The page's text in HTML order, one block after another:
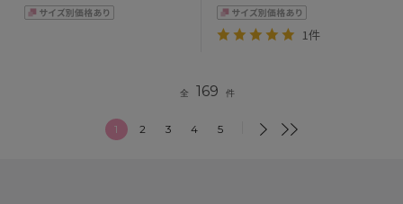
1件
全 169 件
1 2 3 4 5